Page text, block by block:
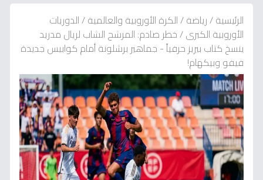
الرئيسية/رياضة/الكرة الأوروبية والعالمية/الدوريات
الأوروبية الكبرى/خطر صادم: المرشح الشاب لريال مدريد
ينسخ كتاب بيريز حرفياً - جماهير برشلونة أمام كوابيس جديدة
فيفو وبيكهام!